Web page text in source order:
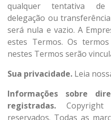
qualquer tentativa de
delegação ou
será nula e vazio. A
estes Termos. Os
nestes Termos serão
Sua privacidade. Leia
Informações sobre
registradas.
reservados. Todas as